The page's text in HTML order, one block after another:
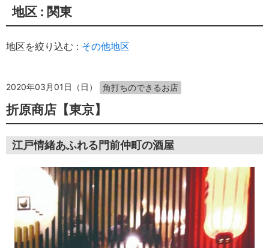
地区 : 関東
地区を絞り込む : その他地区
2020年03月01日（日） 角打ちのできるお店
折原商店【東京】
江戸情緒あふれる門前仲町の酒屋